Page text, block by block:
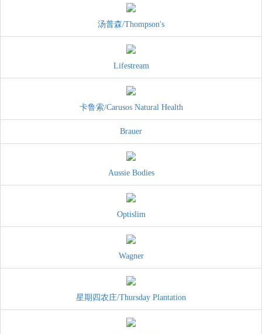
汤普森/Thompson's
Lifestream
卡鲁索/Carusos Natural Health
Brauer
Aussie Bodies
Optislim
Wagner
星期四农庄/Thursday Plantation